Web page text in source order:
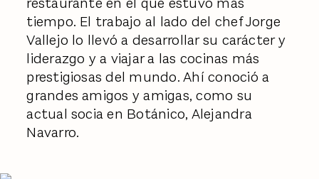
tiempo. El trabajo al lado del chef Jorge
Vallejo lo llevó a desarrollar su carácter y
liderazgo y a viajar a las cocinas más
prestigiosas del mundo. Ahí conoció a
grandes amigos y amigas, como su
actual socia en Botánico, Alejandra
Navarro.